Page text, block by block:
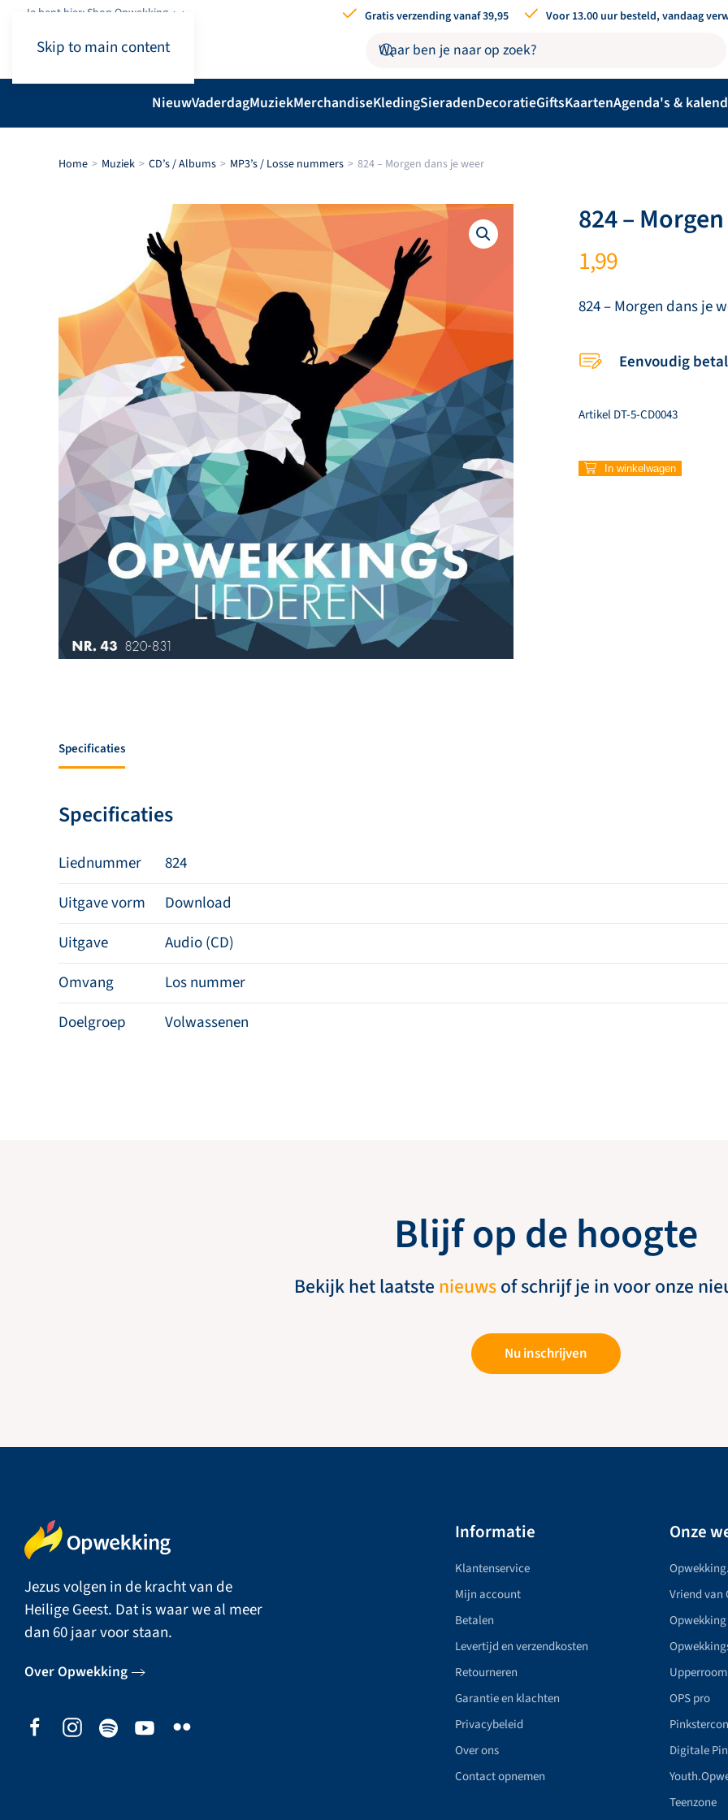
Skip to main content
Je bent hier: Shop.Opwekking Gratis verzending vanaf 39,95 Voor 13.00 uur besteld, vandaag
NieuwVaderdagMuziekMerchandiseKledingSieradenDecoratieGiftsKaartenAgenda's &
Home Muziek CD’s / Albums MP3’s / Losse nummers 824 – Morgen dans je weer
824 –
1,99
824 – Morgen dans je
Eenvoudig
ArtikelDT-5-CD0043
824
–
In winkelwagen
Specificaties
Specificaties
Liednummer
824
Uitgave vorm
Download
Uitgave
Audio (CD)
Omvang
Los nummer
Doelgroep
Volwassenen
Blijf op de hoogte
Bekijk het laatste nieuwsof schrijf je in voor onze
Nu inschrijven
Jezus volgen in de kracht van de
Heilige Geest. Dat is waar we al meer
dan 60 jaar voor staan.
Over Opwekking
Informatie
Klantenservice
Mijn account
Betalen
Levertijd en verzendkosten
Retourneren
Garantie en klachten
Privacybeleid
Over ons
Contact opnemen
Onze
Vriend van
Upperroom
OPS pro
Digitale
Teenzone